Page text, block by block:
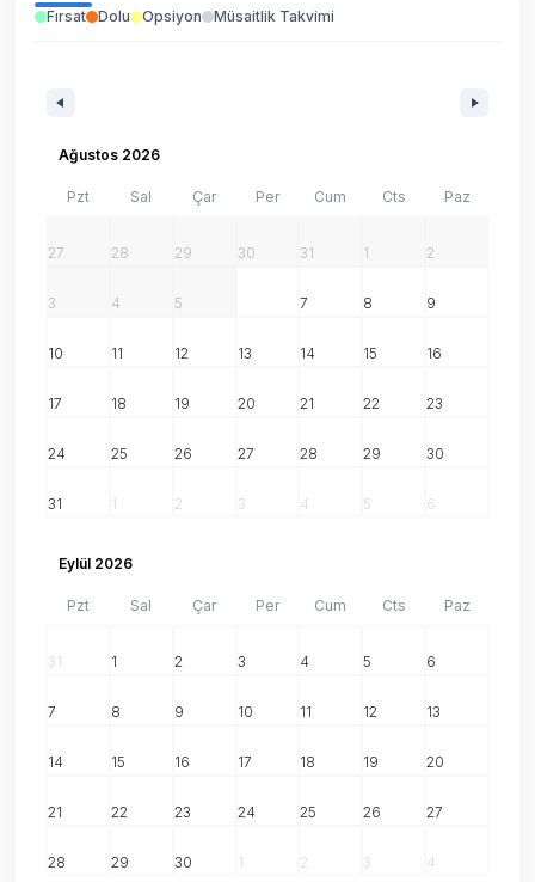
Fırsat Dolu Opsiyon Müsaitlik Takvimi
Ağustos 2026
Pzt Sal Çar Per Cum Cts Paz
27 28 29 30 31 1 2
3 4 5 7 8 9
10 11 12 13 14 15 16
17 18 19 20 21 22 23
24 25 26 27 28 29 30
31 1 2 3 4 5 6
Eylül 2026
Pzt Sal Çar Per Cum Cts Paz
31 1 2 3 4 5 6
7 8 9 10 11 12 13
14 15 16 17 18 19 20
21 22 23 24 25 26 27
28 29 30 1 2 3 4